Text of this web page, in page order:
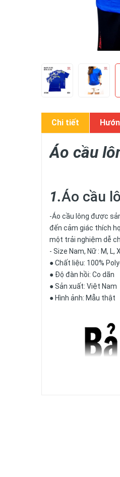
Chi tiết
Áo cầu
1.Áo cầu
-Áo cầu lông được
đến cảm giác thích
một trải nghiệm dễ
- Size Nam, Nữ : M, L,
● Chất liệu: 100%
● Độ đàn hồi: Co dãn
● Sản xuất: Việt Nam
● Hình ảnh: Mẫu thật